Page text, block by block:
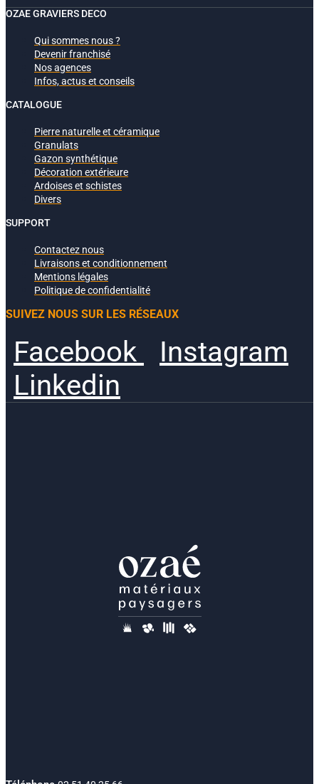
OZAE GRAVIERS DECO
Qui sommes nous ?
Devenir franchisé
Nos agences
Infos, actus et conseils
CATALOGUE
Pierre naturelle et céramique
Granulats
Gazon synthétique
Décoration extérieure
Ardoises et schistes
Divers
SUPPORT
Contactez nous
Livraisons et conditionnement
Mentions légales
Politique de confidentialité
SUIVEZ NOUS SUR LES RÉSEAUX
Facebook
Instagram
Linkedin